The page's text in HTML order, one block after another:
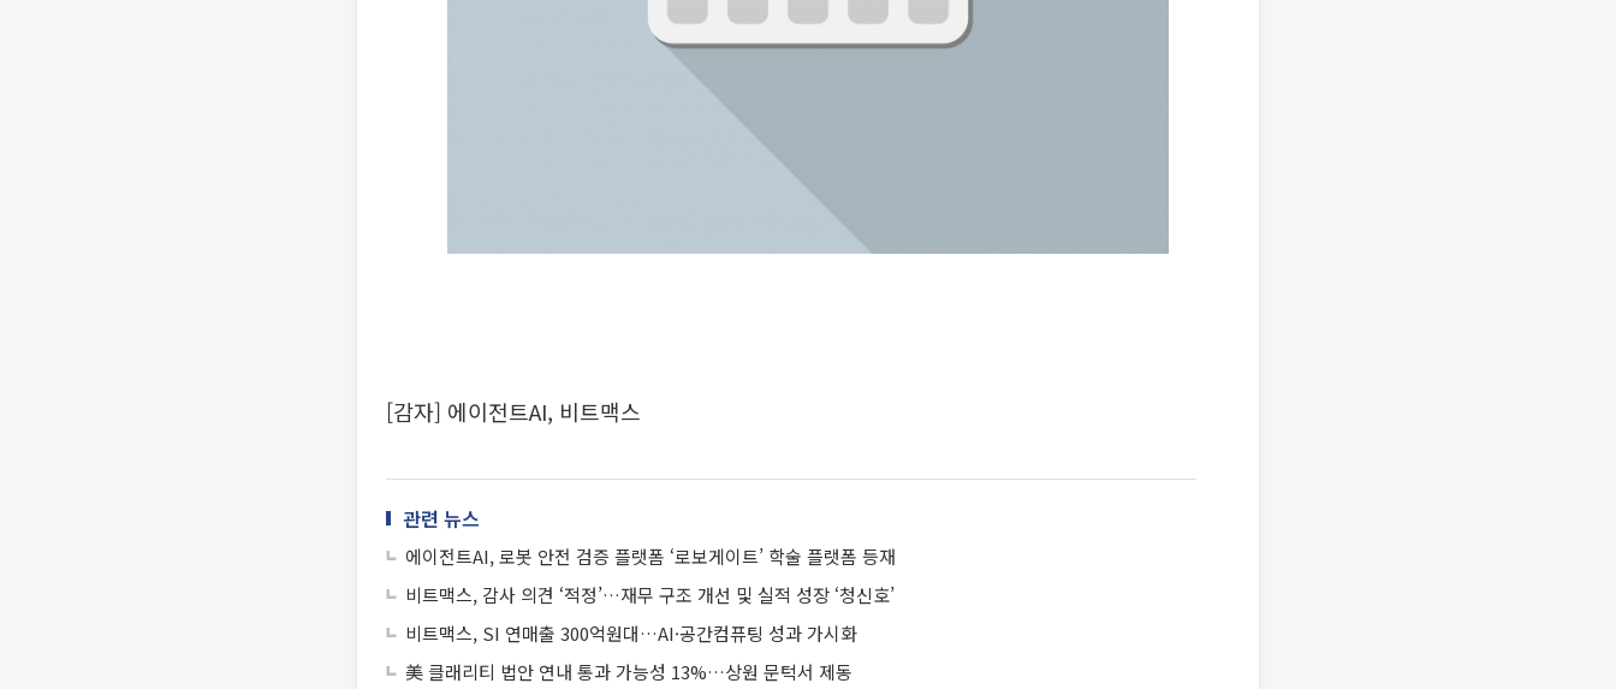
[감자] 에이전트AI, 비트맥스
관련 뉴스
에이전트AI, 로봇 안전 검증 플랫폼 ‘로보게이트’ 학술 플랫폼 등재
비트맥스, 감사 의견 ‘적정’…재무 구조 개선 및 실적 성장 ‘청신호’
비트맥스, SI 연매출 300억원대…AI·공간컴퓨팅 성과 가시화
美 클래리티 법안 연내 통과 가능성 13%…상원 문턱서 제동